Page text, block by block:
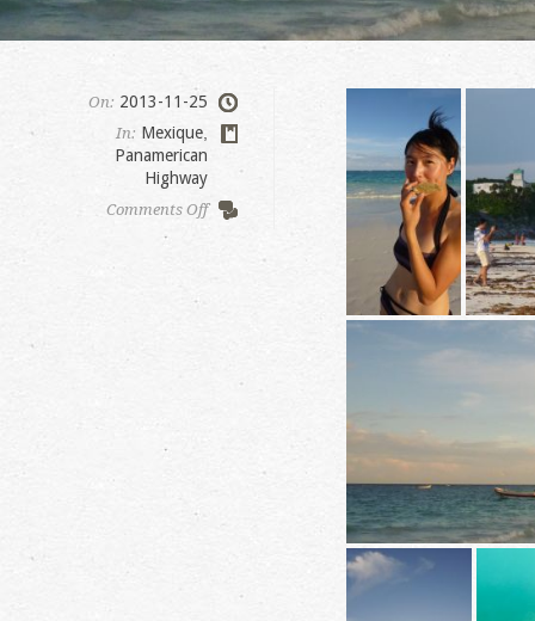
On: 2013-11-25
In: Mexique
Panamerican
Highway
Comments Offon